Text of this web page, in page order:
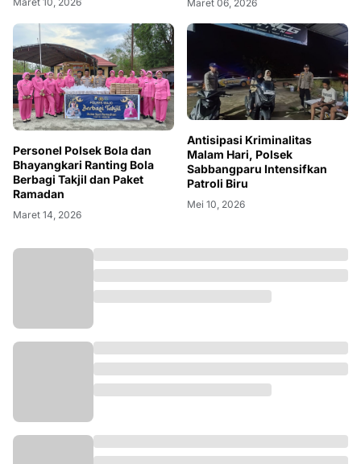
Maret 06, 2026
Personel Polsek Bola dan
Bhayangkari Ranting Bola
Berbagi Takjil dan Paket
Ramadan
Maret 14, 2026
Antisipasi Kriminalitas
Malam Hari, Polsek
Sabbangparu Intensifkan
Patroli Biru
Mei 10, 2026